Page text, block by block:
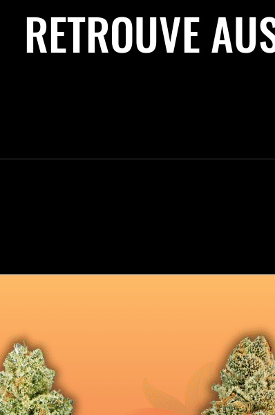
RETROUVE